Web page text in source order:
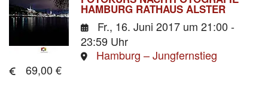
HAMBURG RATHAUS ALSTER
Fr., 16. Juni 2017 um 21:00 -
23:59 Uhr
Hamburg – Jungfernstieg
69,00 €